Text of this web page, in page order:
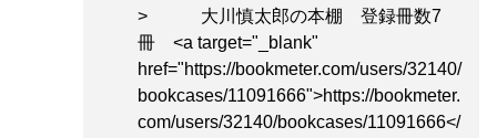
> 大川慎太郎の本棚 登録冊数7
冊 <a target="_blank"
href="https://bookmeter.com/users/32140/
bookcases/11091666">https://bookmeter.
com/users/32140/bookcases/11091666</